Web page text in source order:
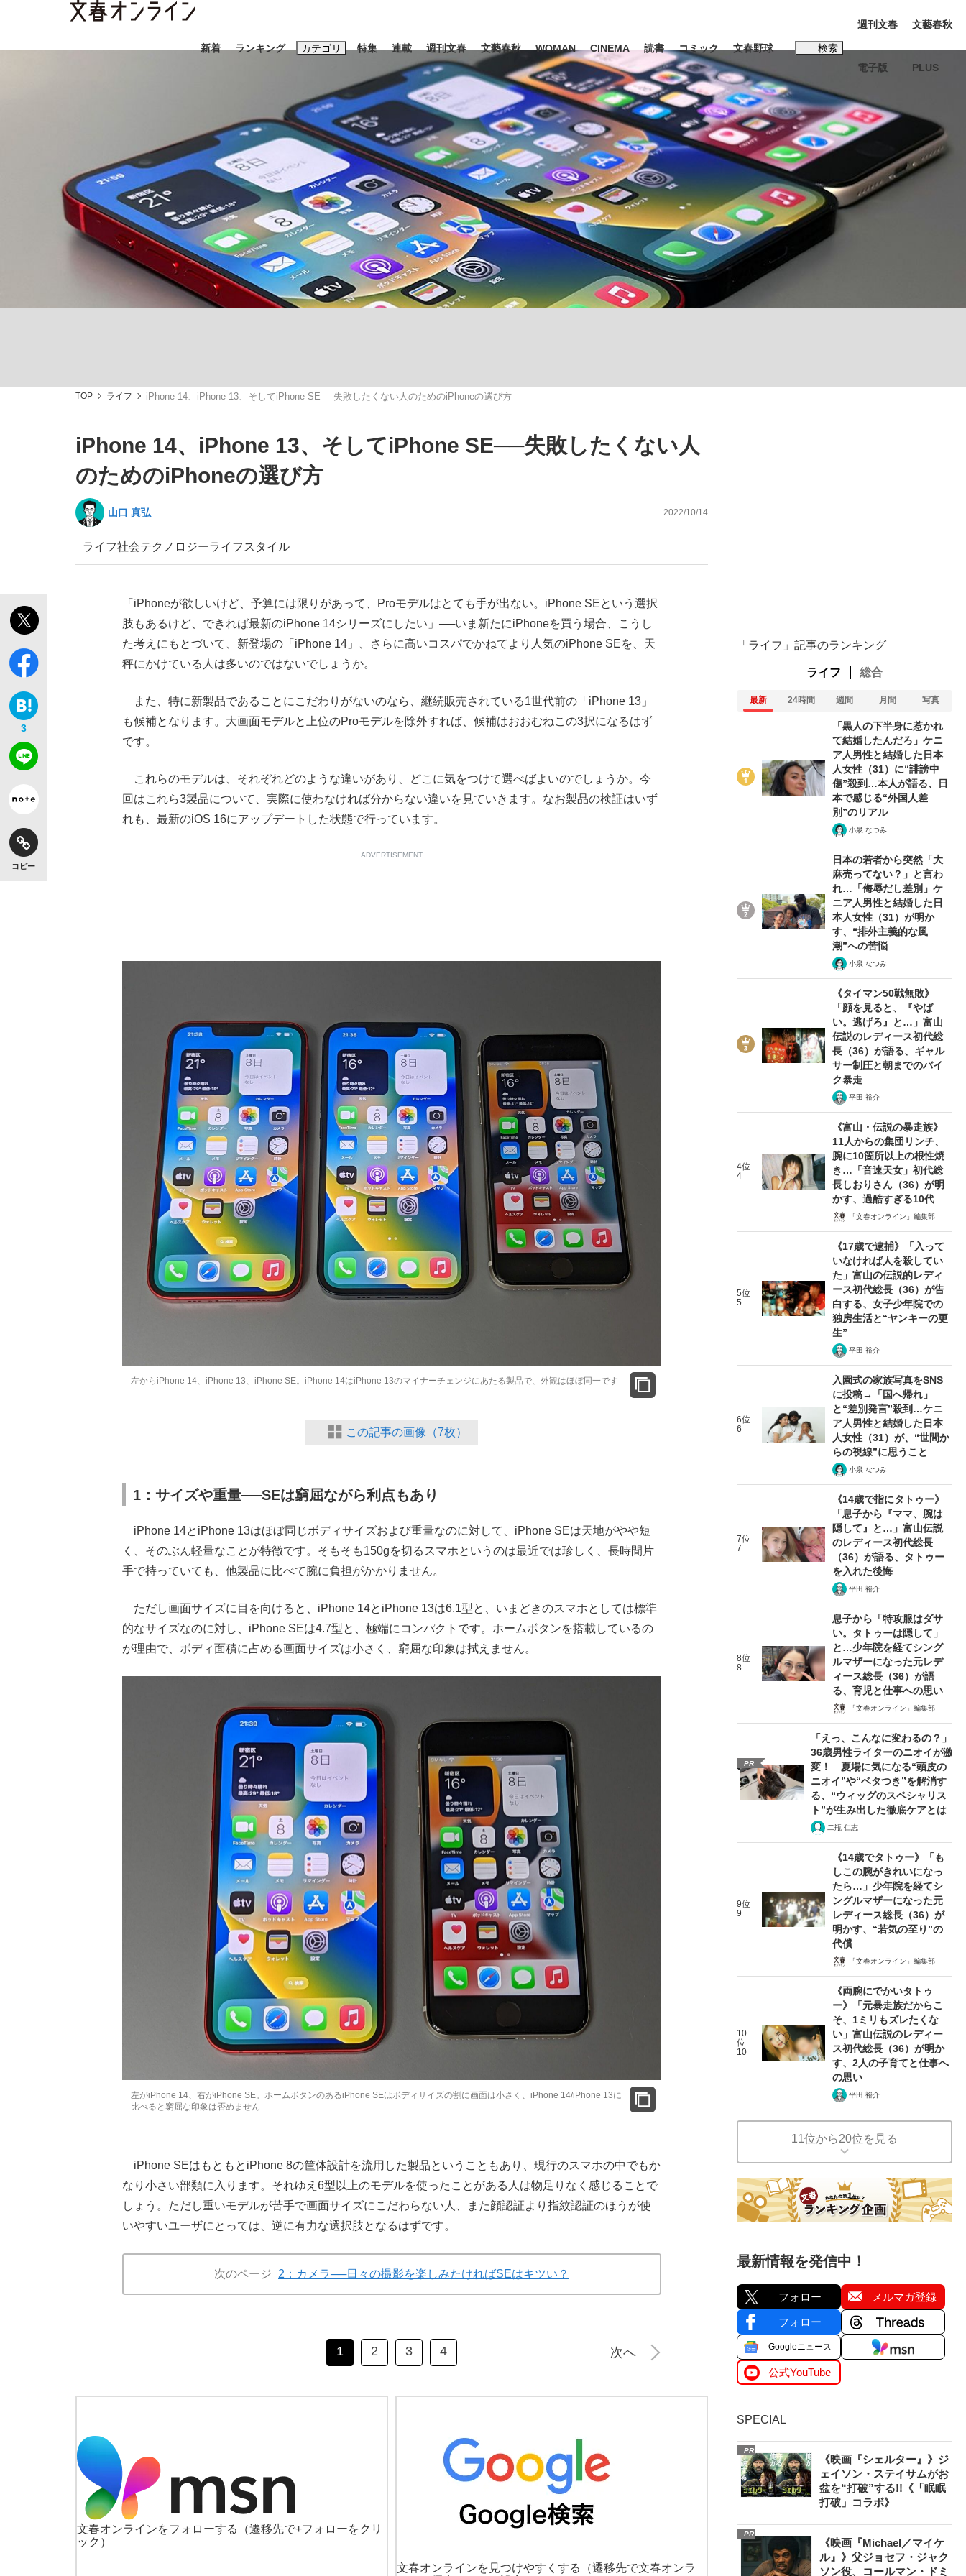
新着 ランキング カテゴリ
エンタメ ライフ ビジネス インタビュー 読書
「善か悪かはどちらでもいい」リアル『九条の大罪』弁護士が明かすトク... 「キオクシアの投資の桁は一つ多くてもいい」時価総額が一時トヨタ超え...
【独自】昭和の大女優・小川真由美（享年86）が鹿児島で3月に死去し...
《BTS厳戒トーキョー滞在記》RM→渋谷で飲み会、JIN→伊豆の...
特集
終戦から81年 日本生まれのK-POPアイドルたち
私のあのとき、私のいま
キングの誕生を、目撃せよ。
連載 週刊文春 文藝春秋 WOMAN CINEMA 読書 コミック 文春野球 検索
キーワード入力
おすすめのキーワードタグ一覧
#藤田晋 #三山凌輝 #高市早苗 #後藤真希 #森岡毅 #城彰二 #内田有紀
#松田聖子
#玉木雄一郎
#亀和田武
週刊文春
電子版
文藝春秋
PLUS
TOP ライフ iPhone 14、iPhone 13、そしてiPhone SE──失敗したくない人のためのiPhoneの選び方
iPhone 14、iPhone 13、そしてiPhone SE──失敗したくない人
のためのiPhoneの選び方
山口 真弘 2022/10/14
ライフ社会テクノロジーライフスタイル
3
コピー
「iPhoneが欲しいけど、予算には限りがあって、Proモデルはとても手が出ない。iPhone SEという選択
肢もあるけど、できれば最新のiPhone 14シリーズにしたい」──いま新たにiPhoneを買う場合、こうし
た考えにもとづいて、新登場の「iPhone 14」、さらに高いコスパでかねてより人気のiPhone SEを、天
秤にかけている人は多いのではないでしょうか。
また、特に新製品であることにこだわりがないのなら、継続販売されている1世代前の「iPhone 13」
も候補となります。大画面モデルと上位のProモデルを除外すれば、候補はおおむねこの3択になるはず
です。
これらのモデルは、それぞれどのような違いがあり、どこに気をつけて選べばよいのでしょうか。今
回はこれら3製品について、実際に使わなければ分からない違いを見ていきます。なお製品の検証はいず
れも、最新のiOS 16にアップデートした状態で行っています。
ADVERTISEMENT
左からiPhone 14、iPhone 13、iPhone SE。iPhone 14はiPhone 13のマイナーチェンジにあたる製品で、外観はほぼ同一です
この記事の画像（7枚）
1：サイズや重量──SEは窮屈ながら利点もあり
iPhone 14とiPhone 13はほぼ同じボディサイズおよび重量なのに対して、iPhone SEは天地がやや短
く、そのぶん軽量なことが特徴です。そもそも150gを切るスマホというのは最近では珍しく、長時間片
手で持っていても、他製品に比べて腕に負担がかかりません。
ただし画面サイズに目を向けると、iPhone 14とiPhone 13は6.1型と、いまどきのスマホとしては標準
的なサイズなのに対し、iPhone SEは4.7型と、極端にコンパクトです。ホームボタンを搭載しているの
が理由で、ボディ面積に占める画面サイズは小さく、窮屈な印象は拭えません。
左がiPhone 14、右がiPhone SE。ホームボタンのあるiPhone SEはボディサイズの割に画面は小さく、iPhone 14/iPhone 13に
比べると窮屈な印象は否めません
iPhone SEはもともとiPhone 8の筐体設計を流用した製品ということもあり、現行のスマホの中でもか
なり小さい部類に入ります。それゆえ6型以上のモデルを使ったことがある人は物足りなく感じることで
しょう。ただし重いモデルが苦手で画面サイズにこだわらない人、また顔認証より指紋認証のほうが使
いやすいユーザにとっては、逆に有力な選択肢となるはずです。
次のページ 2：カメラ──日々の撮影を楽しみたければSEはキツい？
1 2 3 4 次へ
文春オンラインをフォローする
（遷移先で+フォローをクリ
ック）
文春オンラインを見つけやすくする
（遷移先で文春オンラ
「ライフ」記事のランキング
ライフ 総合
最新 24時間 週間 月間 写真
「黒人の下半身に惹かれ
て結婚したんだろ」ケニ
ア人男性と結婚した日本
人女性（31）に“誹謗中
傷”殺到…本人が語る、日
本で感じる“外国人差
別”のリアル
小泉 なつみ
日本の若者から突然「大
麻売ってない？」と言わ
れ…「侮辱だし差別」ケ
ニア人男性と結婚した日
本人女性（31）が明か
す、“排外主義的な風
潮”への苦悩
小泉 なつみ
《タイマン50戦無敗》
「顔を見ると、『やば
い。逃げろ』と…」富山
伝説のレディース初代総
長（36）が語る、ギャル
サー制圧と朝までのバイ
ク暴走
平田 裕介
4位
4
《富山・伝説の暴走族》
11人からの集団リンチ、
腕に10箇所以上の根性焼
き…「音速天女」初代総
長しおりさん（36）が明
かす、過酷すぎる10代
「文春オンライン」編集部
5位
5
《17歳で逮捕》「入って
いなければ人を殺してい
た」富山の伝説的レディ
ース初代総長（36）が告
白する、女子少年院での
独房生活と“ヤンキーの更
生”
平田 裕介
6位
6
入園式の家族写真をSNS
に投稿→「国へ帰れ」
と“差別発言”殺到…ケニ
ア人男性と結婚した日本
人女性（31）が、“世間か
らの視線”に思うこと
小泉 なつみ
7位
7
《14歳で指にタトゥー》
「息子から『ママ、腕は
隠して』と…」富山伝説
のレディース初代総長
（36）が語る、タトゥー
を入れた後悔
平田 裕介
8位
8
息子から「特攻服はダサ
い。タトゥーは隠して」
と…少年院を経てシング
ルマザーになった元レデ
ィース総長（36）が語
る、育児と仕事への思い
「文春オンライン」編集部
PR
「えっ、こんなに変わるの？」
36歳男性ライターのニオイが激
変！ 夏場に気になる“頭皮の
ニオイ”や“ベタつき”を解消す
る、“ウィッグのスペシャリス
ト”が生み出した徹底ケアとは
二瓶 仁志
9位
9
《14歳でタトゥー》「も
しこの腕がきれいになっ
たら…」少年院を経てシ
ングルマザーになった元
レディース総長（36）が
明かす、“若気の至り”の
代償
「文春オンライン」編集部
10
位
10
《両腕にでかいタトゥ
ー》「元暴走族だからこ
そ、1ミリもズレたくな
い」富山伝説のレディー
ス初代総長（36）が明か
す、2人の子育てと仕事へ
の思い
平田 裕介
11位から20位を見る
最新情報を発信中！
フォロー メルマガ登録
フォロー
Googleニュース
公式YouTube
SPECIAL
PR
《映画『シェルター』》ジ
ェイソン・ステイサムがお
盆を“打破”する!!《「眠眠
打破」コラボ》
PR
《映画『Michael／マイケ
ル』》父ジョセフ・ジャク
ソン役、コールマン・ドミ